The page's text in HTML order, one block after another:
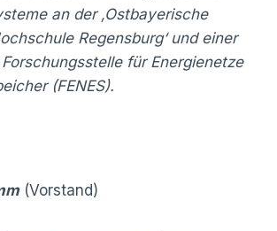
an der ‚Ostbayerische
Regensburg‘ und einer
für Energienetze
(FENES).
(Vorstand)